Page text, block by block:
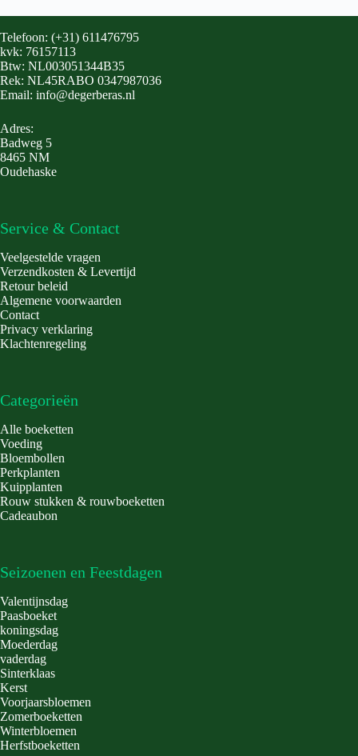
Telefoon: (+31) 611476795
kvk: 76157113
Btw: NL003051344B35
Rek: NL45RABO 0347987036
Email: info@degerberas.nl
Adres:
Badweg 5
8465 NM
Oudehaske
Service & Contact
Veelgestelde vragen
Verzendkosten & Levertijd
Retour beleid
Algemene voorwaarden
Contact
Privacy verklaring
Klachtenregeling
Categorieën
Alle boeketten
Voeding
Bloembollen
Perkplanten
Kuipplanten
Rouw stukken & rouwboeketten
Cadeaubon
Seizoenen en Feestdagen
Valentijnsdag
Paasboeket
koningsdag
Moederdag
vaderdag
Sinterklaas
Kerst
Voorjaarsbloemen
Zomerboeketten
Winterbloemen
Herfstboeketten